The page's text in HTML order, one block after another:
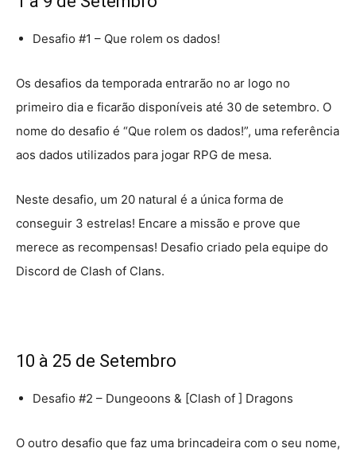
Desafio #1 – Que rolem os dados!
Os desafios da temporada entrarão no ar logo no
primeiro dia e ficarão disponíveis até 30 de setembro. O
nome do desafio é “Que rolem os dados!”, uma referência
aos dados utilizados para jogar RPG de mesa.
Neste desafio, um 20 natural é a única forma de
conseguir 3 estrelas! Encare a missão e prove que
merece as recompensas! Desafio criado pela equipe do
Discord de Clash of Clans.
10 à 25 de Setembro
Desafio #2 – Dungeoons & [Clash of ] Dragons
O outro desafio que faz uma brincadeira com o seu nome,